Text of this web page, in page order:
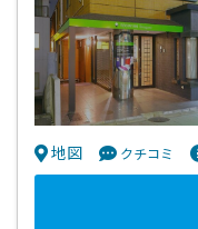
地図 クチコミ